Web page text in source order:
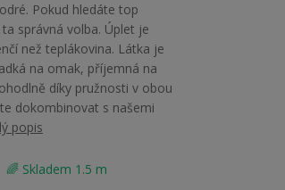
Pokud hledáte top
správná volba. Úplet je
než teplákovina. Látka je
na omak, příjemná na
díky pružnosti v obou
dokombinovat s našemi
popis
🌈 Skladem 1.5 m